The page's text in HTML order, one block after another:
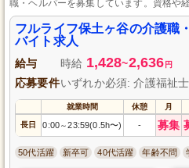
職・ヘルパーを募集しています。資格や
バイトの柔軟な雇用形態で、あなたのラ
地域に根ざした温かいサービスを、一緒
気軽にお問い合わせください。
フルライフ保土ヶ谷の介護職
バイト求人
給与 時給 1,428~2,636 円
応募要件いずれか必須: 介護福祉
就業時間 休憩 月
長日 0:00～23:59(0.5h〜) - 募集
50代活躍 新卒可 40代活躍 年齢不問